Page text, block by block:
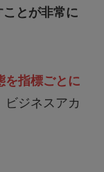
とが非常に
を指標ごとに
ビジネスアカ